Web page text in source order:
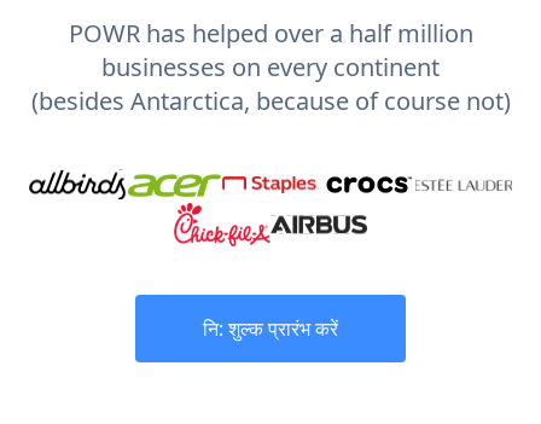
POWR has helped over a half million
businesses on every continent
(besides Antarctica, because of course not)
नि: शुल्क प्रारंभ करें